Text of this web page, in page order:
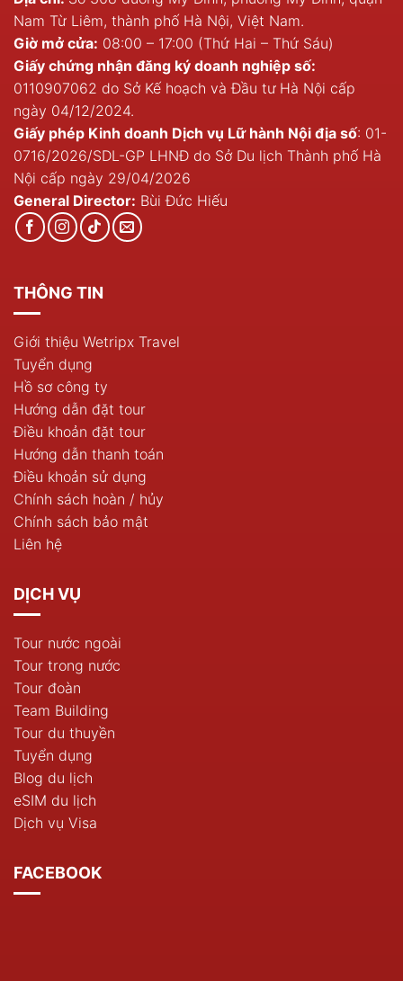
Nam Từ Liêm, thành phố Hà Nội, Việt Nam.
Giờ mở cửa: 08:00 – 17:00 (Thứ Hai – Thứ Sáu)
Giấy chứng nhận đăng ký doanh nghiệp số:
0110907062 do Sở Kế hoạch và Đầu tư Hà Nội cấp
ngày 04/12/2024.
Giấy phép Kinh doanh Dịch vụ Lữ hành Nội địa số: 01-
0716/2026/SDL-GP LHNĐ do Sở Du lịch Thành phố Hà
Nội cấp ngày 29/04/2026
General Director: Bùi Đức Hiếu
THÔNG TIN
Giới thiệu Wetripx Travel
Tuyển dụng
Hồ sơ công ty
Hướng dẫn đặt tour
Điều khoản đặt tour
Hướng dẫn thanh toán
Điều khoản sử dụng
Chính sách hoàn / hủy
Chính sách bảo mật
Liên hệ
DỊCH VỤ
Tour nước ngoài
Tour trong nước
Tour đoàn
Team Building
Tour du thuyền
Tuyển dụng
Blog du lịch
eSIM du lịch
Dịch vụ Visa
FACEBOOK